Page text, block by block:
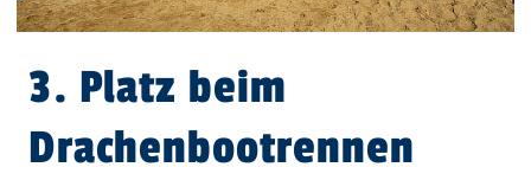
3. Platz beim
Drachenbootrennen